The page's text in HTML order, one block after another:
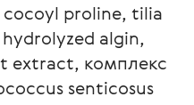
proline, tilia
algin,
extract, комплекс
senticosus